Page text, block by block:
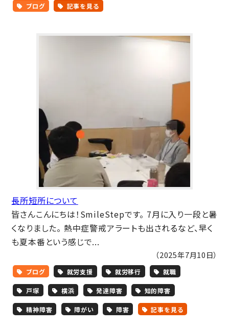
ブログ 記事を見る
長所短所について
皆さんこんにちは！SmileStepです。 7月に入り一段と暑
くなりました。 熱中症警戒アラートも出されるなど、早く
も夏本番という感じで...
（2025年7月10日）
ブログ 就労支援 就労移行 就職
戸塚 横浜 発達障害 知的障害
精神障害 障がい 障害 記事を見る